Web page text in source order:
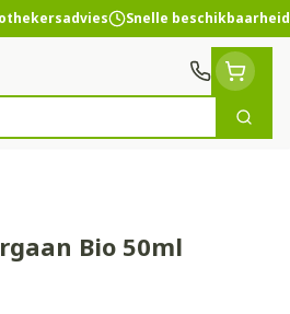
Snelle beschikbaarheid
Zoek
Bio 50ml